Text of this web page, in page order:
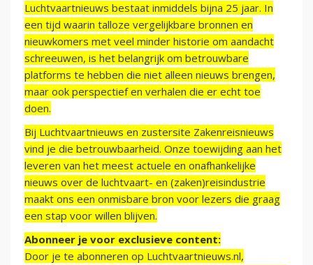
Luchtvaartnieuws bestaat inmiddels bijna 25 jaar. In
een tijd waarin talloze vergelijkbare bronnen en
nieuwkomers met veel minder historie om aandacht
schreeuwen, is het belangrijk om betrouwbare
platforms te hebben die niet alleen nieuws brengen,
maar ook perspectief en verhalen die er echt toe
doen.
Bij Luchtvaartnieuws en zustersite Zakenreisnieuws
vind je die betrouwbaarheid. Onze toewijding aan het
leveren van het meest actuele en onafhankelijke
nieuws over de luchtvaart- en (zaken)reisindustrie
maakt ons een onmisbare bron voor lezers die graag
een stap voor willen blijven.
Abonneer je voor exclusieve content:
Door je te abonneren op Luchtvaartnieuws.nl,